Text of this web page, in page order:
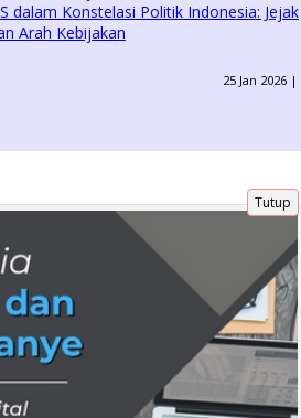
dalam Konstelasi Politik Indonesia: Jejak
Arah Kebijakan
25 Jan 2026 |
2018 - All rights reserved
Tutup